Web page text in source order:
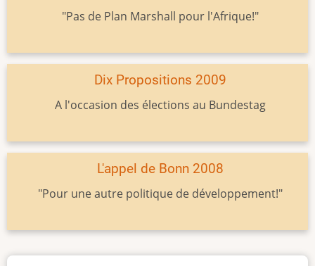
"Pas de Plan Marshall pour l'Afrique!"
Dix Propositions 2009
A l'occasion des élections au Bundestag
L'appel de Bonn 2008
"Pour une autre politique de développement!"